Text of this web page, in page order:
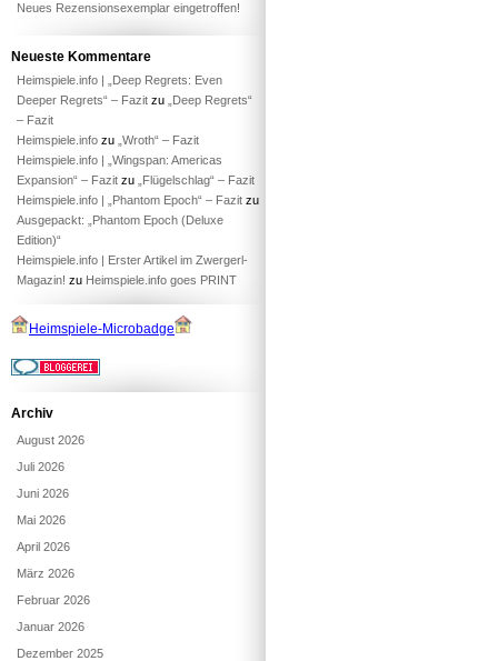
Neues Rezensionsexemplar eingetroffen!
Neueste Kommentare
Heimspiele.info | „Deep Regrets: Even
Deeper Regrets“ – Fazit zu
„Deep Regrets“
– Fazit
Heimspiele.info zu „Wroth“ – Fazit
Heimspiele.info | „Wingspan: Americas
Expansion“ – Fazit zu
„Flügelschlag“ – Fazit
Heimspiele.info | „Phantom Epoch“ – Fazit zu
Ausgepackt: „Phantom Epoch (Deluxe
Edition)“
Heimspiele.info | Erster Artikel im Zwergerl-
Magazin! zu Heimspiele.info goes PRINT
Heimspiele-Microbadge
Archiv
August 2026
Juli 2026
Juni 2026
Mai 2026
April 2026
März 2026
Februar 2026
Januar 2026
Dezember 2025